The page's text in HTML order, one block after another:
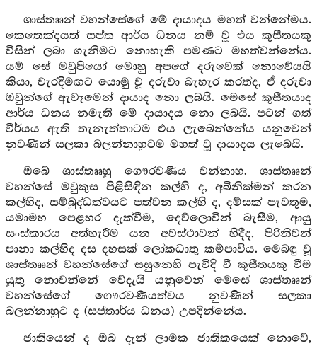
ශාස්තෲන් වහන්සේගේ මේ දායාදය මහත් වන්නේමය.
කෙතෙක්දයත් සප්ත ආර්ය ධනය නම් වූ එය කුසීතයකු
විසින් ලබා ගැනීමට නොහැකි පමණට මහත්වන්නේය.
යම් සේ මවුපියෝ මොහු අපගේ දරුවෙක් නොවේයයි
කියා, වැරදිමඟට යොමු වූ දරුවා බැහැර කරත්ද, ඒ දරුවා
ඔවුන්ගේ ඇවෑමෙන් දායාද නො ලබයි. මෙසේ කුසීතයාද
ආර්ය ධනය නමැති මේ දායාදය නො ලබයි. පටන් ගත්
වීර්යය ඇති තැනැත්තාටම එය ලැබෙන්නේය යනුවෙන්
නුවණින් සලකා බලන්නාහුටම මහත් වූ දායාදය ලැබෙයි.
ඔබේ ශාස්තෲහු ගෞරවණීය වන්නාහ. ශාස්තෲන්
වහන්සේ මවුකුස පිළිසිඳින කල්හි ද, අබිනික්මන් කරන
කල්හිද, සම්බුද්ධත්වයට පත්වන කල්හි ද, දම්සක් පැවතුම,
යමාමහ පෙළහර දැක්වීම, දෙව්ලොවින් බැසීම, ආයු
සංස්කාරය අත්හැරීම යන අවස්ථාවන් හිදීද, පිරිනිවන්
පානා කල්හිද දස දහසක් ලෝකධාතු කම්පාවිය. මෙබඳු වූ
ශාස්තෲන් වහන්සේගේ සසුනෙහි පැවිදි වී කුසීතයකු වීම
යුතු නොවන්නේ වේදැයි යනුවෙන් මෙසේ ශාස්තෲන්
වහන්සේගේ ගෞරවණීයත්වය නුවණින් සලකා
බලන්නාහුට ද (සප්තාර්ය ධනය) උපදින්නේය.
ජාතියෙන් ද ඔබ දැන් ලාමක ජාතිකයෙක් නොවේ,